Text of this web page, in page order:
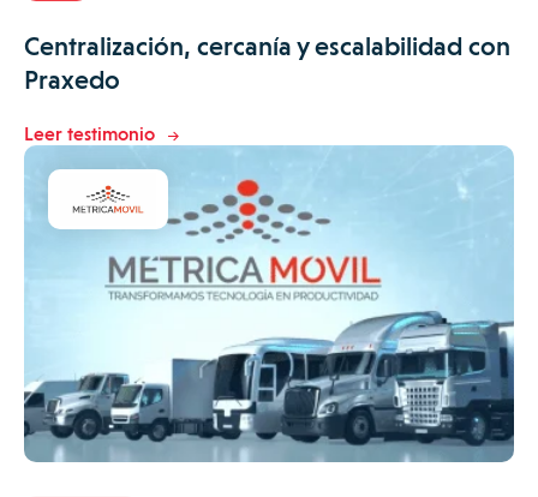
Centralización, cercanía y escalabilidad con
Praxedo
Leer testimonio